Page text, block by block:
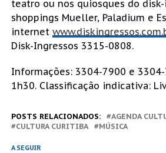
teatro ou nos quiosques do
shoppings Mueller, Paladium e
internet
Disk-Ingressos 3315-0808.
Informações: 3304-7900 e 3304-
1h30. Classificação indicativa:
POSTS RELACIONADOS:
AGENDA
CULTURA CURITIBA
MÚSICA
A SEGUIR